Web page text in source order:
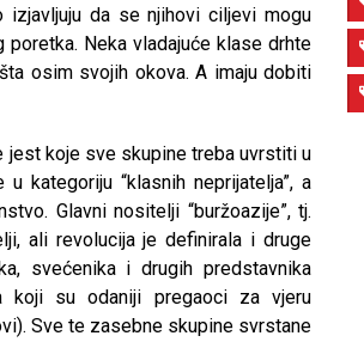
izjavljuju da se njihovi ciljevi mogu
Neka vladajuće klase drhte
osim svojih okova. A imaju dobiti
jest koje sve skupine treba uvrstiti u
kategoriju “klasnih neprijatelja”, a
Glavni nositelji “buržoazije”, tj.
ali revolucija je definirala i druge
svećenika i drugih predstavnika
koji su odaniji pregaoci za vjeru
Sve te zasebne skupine svrstane